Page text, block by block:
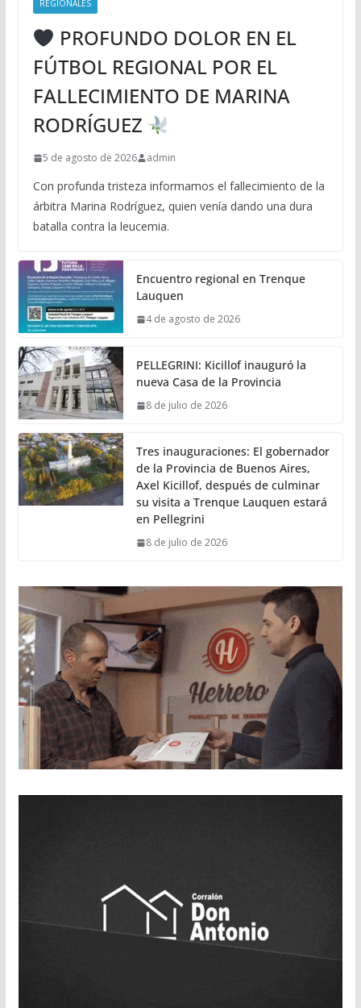
REGIONALES
PROFUNDO DOLOR EN EL
FÚTBOL REGIONAL POR EL
FALLECIMIENTO DE MARINA
RODRÍGUEZ
5 de agosto de 2026 admin
Con profunda tristeza informamos el fallecimiento de la
árbitra Marina Rodríguez, quien venía dando una dura
batalla contra la leucemia.
Encuentro regional en Trenque
Lauquen
4 de agosto de 2026
PELLEGRINI: Kicillof inauguró la
nueva Casa de la Provincia
8 de julio de 2026
Tres inauguraciones: El gobernador
de la Provincia de Buenos Aires,
Axel Kicillof, después de culminar
su visita a Trenque Lauquen estará
en Pellegrini
8 de julio de 2026